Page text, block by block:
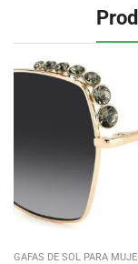
GAFAS DE SOL PARA